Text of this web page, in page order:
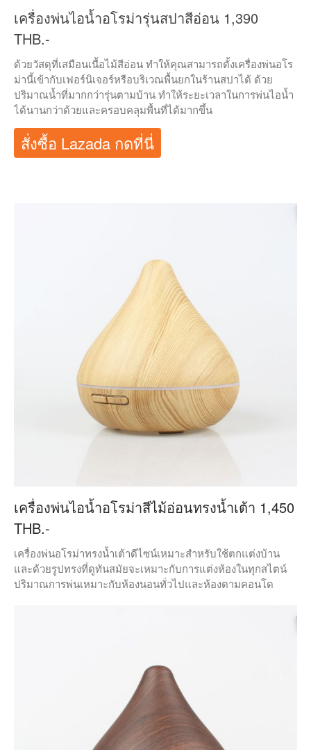
เครื่องพ่นไอน้ำอโรม่ารุ่นสปาสีอ่อน 1,390
THB.-
ด้วยวัสดุที่เสมือนเนื้อไม้สีอ่อน ทำให้คุณสามารถตั้งเครื่องพ่นอโร
ม่านี้เข้ากับเฟอร์นิเจอร์หรือบริเวณพื้นยกในร้านสปาได้ ด้วย
ปริมาณน้ำที่มากกว่ารุ่นตามบ้าน ทำให้ระยะเวลาในการพ่นไอน้ำ
ได้นานกว่าด้วยและครอบคลุมพื้นที่ได้มากขึ้น
สั่งซื้อ Lazada กดที่นี่
เครื่องพ่นไอน้ำอโรม่าสีไม้อ่อนทรงน้ำเต้า 1,450
THB.-
เครื่องพ่นอโรม่าทรงน้ำเต้าดีไซน์เหมาะสำหรับใช้ตกแต่งบ้าน
และด้วยรูปทรงที่ดูทันสมัยจะเหมาะกับการแต่งห้องในทุกสไตน์
ปริมาณการพ่นเหมาะกับห้องนอนทั่วไปและห้องตามคอนโด